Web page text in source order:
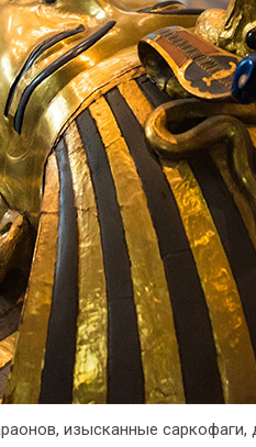
изысканные